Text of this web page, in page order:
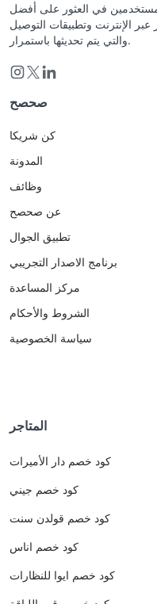
في العثور على أفضل
عبر الإنترنت وتطبيقات التوصيل
والتي يتم تحديثها باستمرار.
صحصح
كن شريكا
المدونة
وظائف
عن صحصح
تطبيق الجوال
برنامج الاصدار التجريبي
مركز المساعدة
الشروط والأحكام
سياسة الخصوصية
المتاجر
كود خصم دار الأميرات
كود خصم جيني
كود خصم قولدن سنت
كود خصم اناس
كود خصم ايوا للنظارات